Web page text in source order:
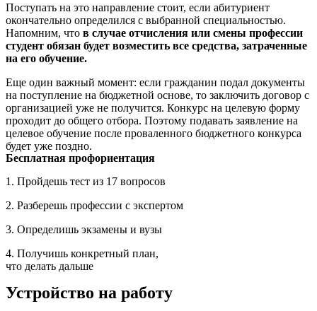
Поступать на это направление стоит, если абитуриент
окончательно определился с выбранной специальностью.
Напомним, что в случае отчисления или смены профессии
студент обязан будет возместить все средства, затраченные
на его обучение.
Еще один важный момент: если гражданин подал документы
на поступление на бюджетной основе, то заключить договор с
организацией уже не получится. Конкурс на целевую форму
проходит до общего отбора. Поэтому подавать заявление на
целевое обучение после проваленного бюджетного конкурса
будет уже поздно.
Бесплатная профориентация
1. Пройдешь тест из 17 вопросов
2. Разберешь профессии с экспертом
3. Определишь экзамены и вузы
4. Получишь конкретный план,
что делать дальше
Устройство на работу